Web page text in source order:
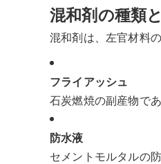
混和剤の種類
混和剤は、左官材料
フライアッシュ
石炭燃焼の副産物で
防水液
セメントモルタルの